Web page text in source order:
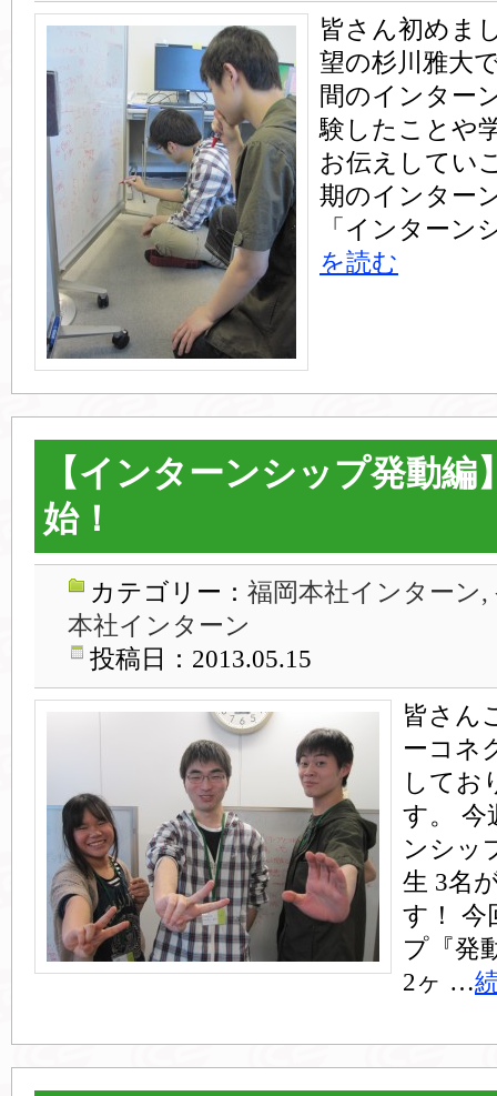
皆さん初めま
望の杉川雅大
間のインター
験したことや
お伝えしてい
期のインター
「インターン
を読む
【インターンシップ発動
始！
カテゴリー： 福岡本社インターン,
本社インターン
投稿日：2013.05.15
皆さん
ーコネ
してお
す。 今
ンシッ
生 3名
す！ 今
プ『発
2ヶ …